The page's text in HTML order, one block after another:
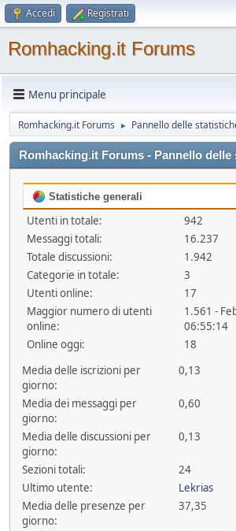
Accedi Registrati
Romhacking.it Forums
Menu principale
Romhacking.it Forums ► Pannello delle
Romhacking.it Forums - Pannello
Statistiche generali
Utenti in totale:
942
Messaggi totali:
16.237
Totale discussioni:
1.942
Categorie in totale:
3
Utenti online:
17
Maggior numero di utenti
online:
1.561 -
06:55:14
Online oggi:
18
Media delle iscrizioni per
giorno:
0,13
Media dei messaggi per
giorno:
0,60
Media delle discussioni per
giorno:
0,13
Sezioni totali:
24
Ultimo utente:
Lekrias
Media delle presenze per
giorno:
37,35